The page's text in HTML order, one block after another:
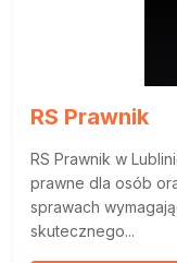
RS Prawnik
RS Prawnik w
prawne dla osób
sprawach
skutecznego...